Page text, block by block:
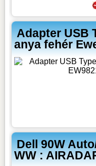
Adapter USB
anya fehér
Dell 90W
WW :